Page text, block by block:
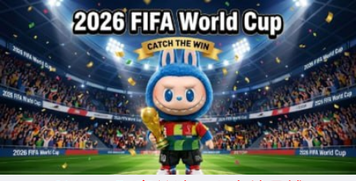
hjc888黄金城(中国)有限公司-
Website homepage
XML 地图